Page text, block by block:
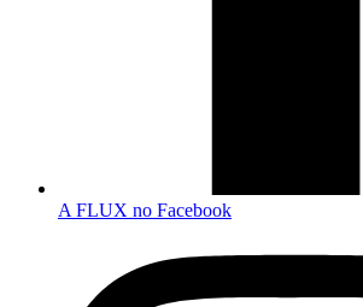
A FLUX no Facebook